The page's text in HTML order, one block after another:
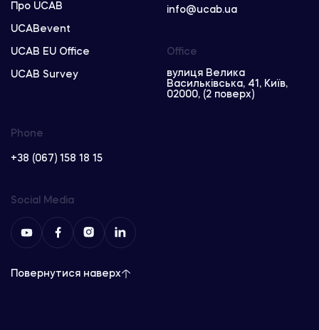
Про UCAB
UCABevent
UCAB EU Office
UCAB Survey
info@ucab.ua
Phone
+38 (067) 158 18 15
Office
вулиця Велика
Васильківська, 41, Київ,
02000, (2 поверх)
Social Media
Повернутися наверх